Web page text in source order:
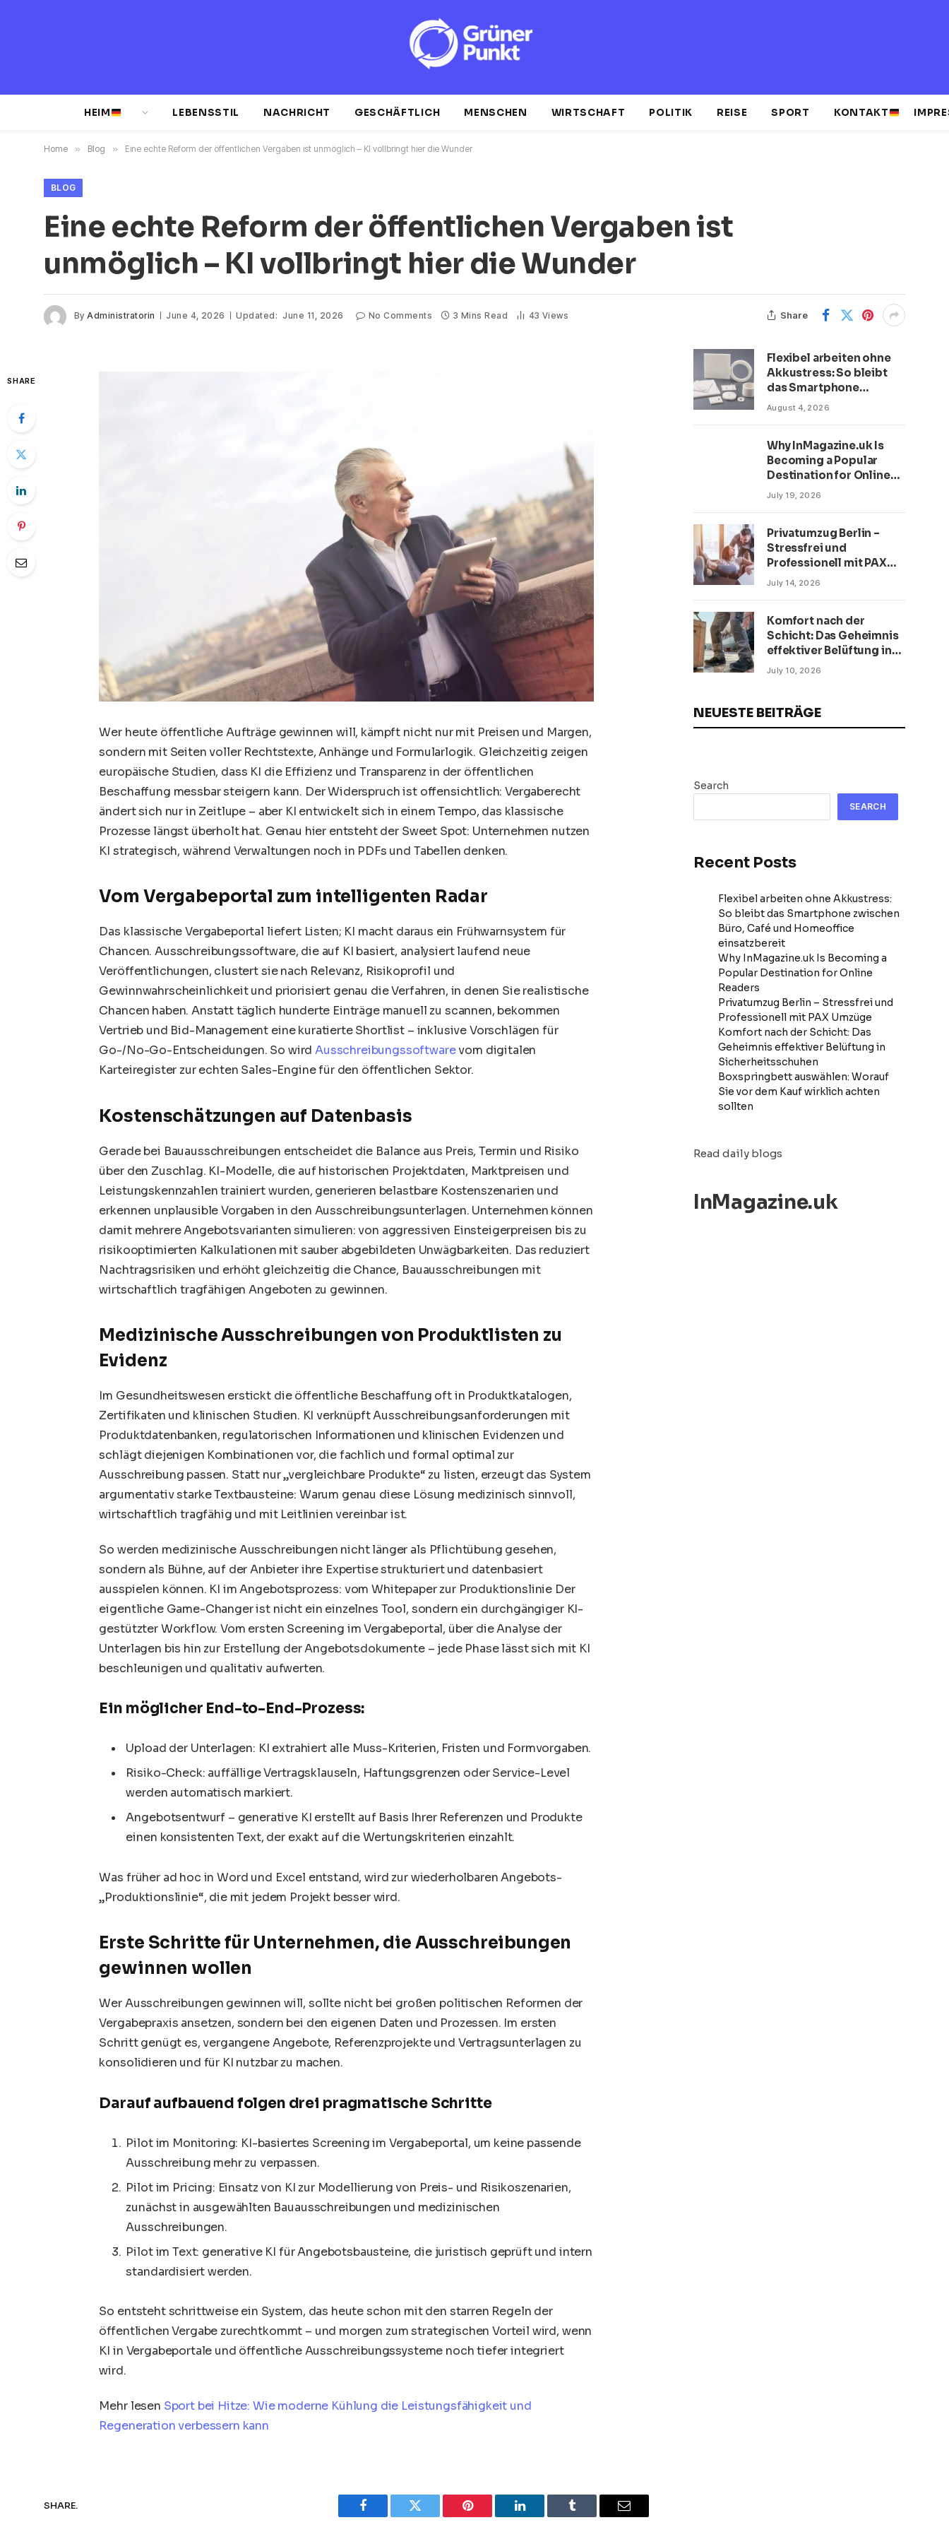
HEIM LEBENSSTIL NACHRICHT GESCHÄFTLICH MENSCHEN WIRTSCHAFT POLITIK REISE SPORT KONTAKT
Home » Blog » Eine echte Reform der öffentlichen Vergaben ist unmöglich – KI vollbringt hier die Wunder
BLOG
Eine echte Reform der öffentlichen Vergaben ist
unmöglich – KI vollbringt hier die Wunder
By Administratorin June 4, 2026 Updated: June 11, 2026 No Comments 3 Mins Read 43 Views Share
SHARE
Wer heute öffentliche Aufträge gewinnen will, kämpft nicht nur mit Preisen und Margen,
sondern mit Seiten voller Rechtstexte, Anhänge und Formularlogik. Gleichzeitig zeigen
europäische Studien, dass KI die Effizienz und Transparenz in der öffentlichen
Beschaffung messbar steigern kann. Der Widerspruch ist offensichtlich: Vergaberecht
ändert sich nur in Zeitlupe – aber KI entwickelt sich in einem Tempo, das klassische
Prozesse längst überholt hat. Genau hier entsteht der Sweet Spot: Unternehmen nutzen
KI strategisch, während Verwaltungen noch in PDFs und Tabellen denken.
Vom Vergabeportal zum intelligenten Radar
Das klassische Vergabeportal liefert Listen; KI macht daraus ein Frühwarnsystem für
Chancen. Ausschreibungssoftware, die auf KI basiert, analysiert laufend neue
Veröffentlichungen, clustert sie nach Relevanz, Risikoprofil und
Gewinnwahrscheinlichkeit und priorisiert genau die Verfahren, in denen Sie realistische
Chancen haben. Anstatt täglich hunderte Einträge manuell zu scannen, bekommen
Vertrieb und Bid-Management eine kuratierte Shortlist – inklusive Vorschlägen für
Go-/No-Go-Entscheidungen. So wirdAusschreibungssoftwarevom digitalen
Karteiregister zur echten Sales-Engine für den öffentlichen Sektor.
Kostenschätzungen auf Datenbasis
Gerade bei Bauausschreibungen entscheidet die Balance aus Preis, Termin und Risiko
über den Zuschlag. KI-Modelle, die auf historischen Projektdaten, Marktpreisen und
Leistungskennzahlen trainiert wurden, generieren belastbare Kostenszenarien und
erkennen unplausible Vorgaben in den Ausschreibungsunterlagen. Unternehmen können
damit mehrere Angebotsvarianten simulieren: von aggressiven Einsteigerpreisen bis zu
risikooptimierten Kalkulationen mit sauber abgebildeten Unwägbarkeiten. Das reduziert
Nachtragsrisiken und erhöht gleichzeitig die Chance, Bauausschreibungen mit
wirtschaftlich tragfähigen Angeboten zu gewinnen.
Medizinische Ausschreibungen von Produktlisten zu
Evidenz
Im Gesundheitswesen erstickt die öffentliche Beschaffung oft in Produktkatalogen,
Zertifikaten und klinischen Studien. KI verknüpft Ausschreibungsanforderungen mit
Produktdatenbanken, regulatorischen Informationen und klinischen Evidenzen und
schlägt diejenigen Kombinationen vor, die fachlich und formal optimal zur
Ausschreibung passen. Statt nur „vergleichbare Produkte“ zu listen, erzeugt das System
argumentativ starke Textbausteine: Warum genau diese Lösung medizinisch sinnvoll,
wirtschaftlich tragfähig und mit Leitlinien vereinbar ist.
So werden medizinische Ausschreibungen nicht länger als Pflichtübung gesehen,
sondern als Bühne, auf der Anbieter ihre Expertise strukturiert und datenbasiert
ausspielen können. KI im Angebotsprozess: vom Whitepaper zur Produktionslinie Der
eigentliche Game-Changer ist nicht ein einzelnes Tool, sondern ein durchgängiger KI-
gestützter Workflow. Vom ersten Screening im Vergabeportal, über die Analyse der
Unterlagen bis hin zur Erstellung der Angebotsdokumente – jede Phase lässt sich mit KI
beschleunigen und qualitativ aufwerten.
Ein möglicher End-to-End-Prozess:
Upload der Unterlagen: KI extrahiert alle Muss-Kriterien, Fristen und Formvorgaben.
Risiko-Check: auffällige Vertragsklauseln, Haftungsgrenzen oder Service-Level
werden automatisch markiert.
Angebotsentwurf – generative KI erstellt auf Basis Ihrer Referenzen und Produkte
einen konsistenten Text, der exakt auf die Wertungskriterien einzahlt.
Was früher ad hoc in Word und Excel entstand, wird zur wiederholbaren Angebots-
„Produktionslinie“, die mit jedem Projekt besser wird.
Erste Schritte für Unternehmen, die Ausschreibungen
gewinnen wollen
Wer Ausschreibungen gewinnen will, sollte nicht bei großen politischen Reformen der
Vergabepraxis ansetzen, sondern bei den eigenen Daten und Prozessen. Im ersten
Schritt genügt es, vergangene Angebote, Referenzprojekte und Vertragsunterlagen zu
konsolidieren und für KI nutzbar zu machen.
Darauf aufbauend folgen drei pragmatische Schritte
Pilot im Monitoring: KI-basiertes Screening im Vergabeportal, um keine passende
Ausschreibung mehr zu verpassen.
Pilot im Pricing: Einsatz von KI zur Modellierung von Preis- und Risikoszenarien,
zunächst in ausgewählten Bauausschreibungen und medizinischen
Ausschreibungen.
Pilot im Text: generative KI für Angebotsbausteine, die juristisch geprüft und intern
standardisiert werden.
So entsteht schrittweise ein System, das heute schon mit den starren Regeln der
öffentlichen Vergabe zurechtkommt – und morgen zum strategischen Vorteil wird, wenn
KI in Vergabeportale und öffentliche Ausschreibungssysteme noch tiefer integriert
wird.
Mehr lesen Sport bei Hitze: Wie moderne Kühlung die Leistungsfähigkeit und
Regeneration verbessern kann
SHARE.
Facebook Twitter Pinterest LinkedIn Tumblr Email
Flexibel arbeiten ohne
Akkustress: So bleibt
das Smartphone
zwischen Büro, Café und
August 4, 2026
Why InMagazine.uk Is
Becoming a Popular
Destination for Online
Readers
July 19, 2026
Privatumzug Berlin –
Stressfrei und
Professionell mit PAX
Umzüge
July 14, 2026
Komfort nach der
Schicht: Das Geheimnis
effektiver Belüftung in
Sicherheitsschuhen
July 10, 2026
NEUESTE BEITRÄGE
Search
SEARCH
Recent Posts
Flexibel arbeiten ohne Akkustress:
So bleibt das Smartphone zwischen
Büro, Café und Homeoffice
einsatzbereit
Why InMagazine.uk Is Becoming a
Popular Destination for Online
Readers
Privatumzug Berlin – Stressfrei und
Professionell mit PAX Umzüge
Komfort nach der Schicht: Das
Geheimnis effektiver Belüftung in
Sicherheitsschuhen
Boxspringbett auswählen: Worauf
Sie vor dem Kauf wirklich achten
sollten
Read daily blogs
InMagazine.uk